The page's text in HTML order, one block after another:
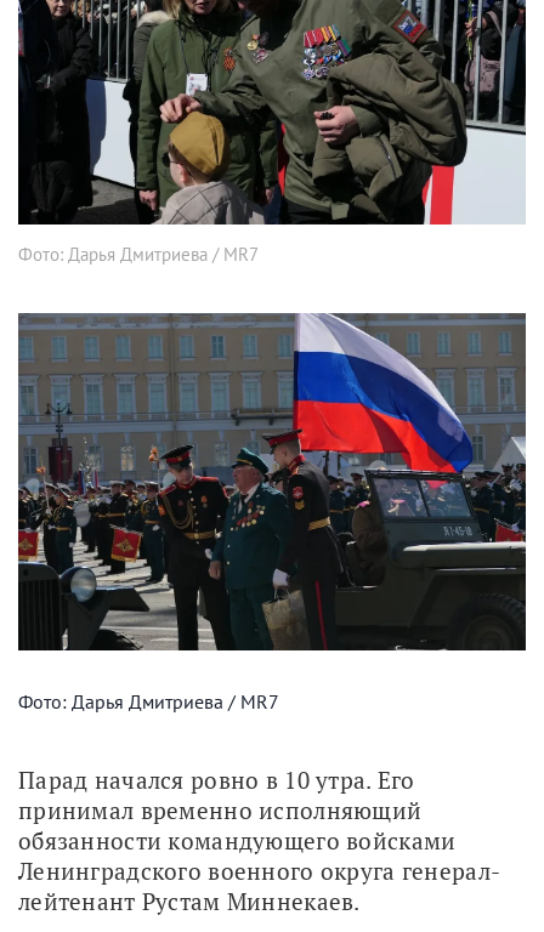
Фото: Дарья Дмитриева / MR7
Фото: Дарья Дмитриева / MR7
Парад начался ровно в 10 утра. Его
принимал временно исполняющий
обязанности командующего войсками
Ленинградского военного округа генерал-
лейтенант Рустам Миннекаев.